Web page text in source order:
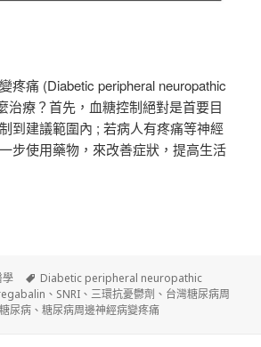
疼痛 (Diabetic peripheral neuropathic
治療？首先，血糖控制絕對是首要目
到建議範圍內 ; 若病人有疼痛等神經
步使用藥物，來改善症狀，提高生活
》?我有糖尿病周邊神經病變疼痛，該怎麼
學
標
籤
Diabetic peripheral neuropathic
、 SNRI 、三環抗憂鬱劑 、 台灣糖尿病周
糖尿病 、糖尿病周邊神經病變疼痛